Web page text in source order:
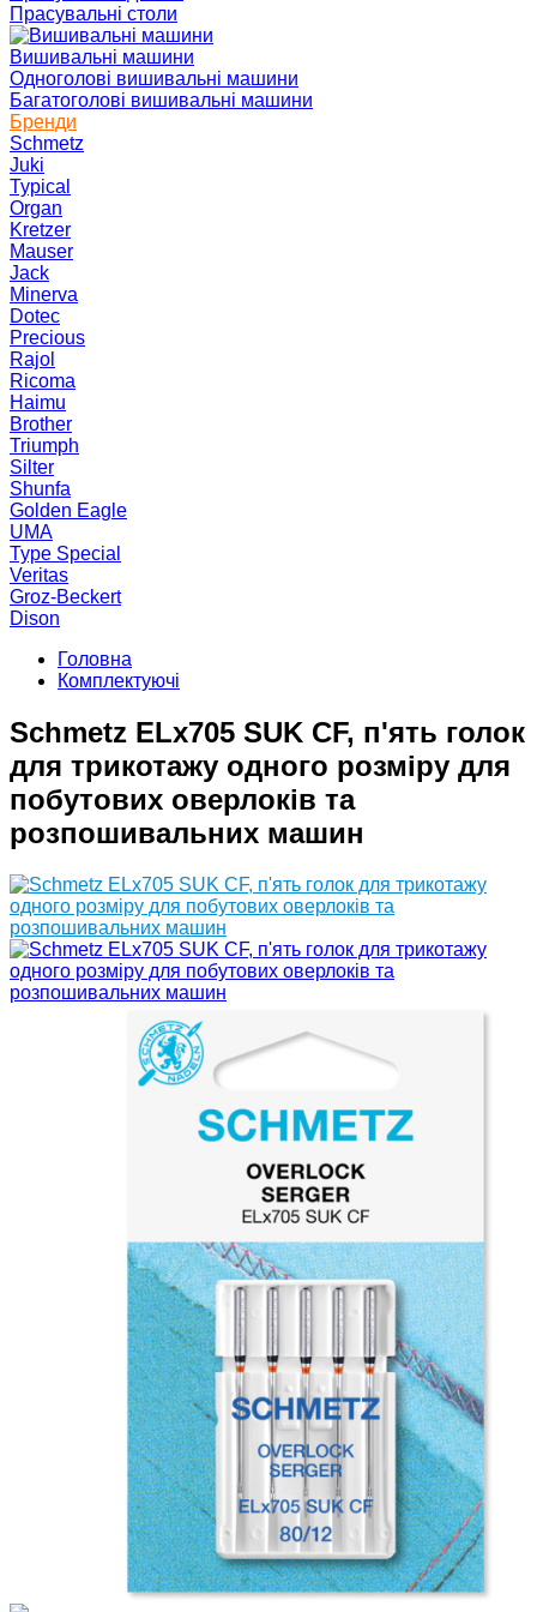
Прасувальні столи
Вишивальні машини
Одноголові вишивальні машини
Багатоголові вишивальні машини
Бренди
Schmetz
Juki
Typical
Organ
Kretzer
Mauser
Jack
Minerva
Dotec
Precious
Rajol
Ricoma
Haimu
Brother
Triumph
Silter
Shunfa
Golden Eagle
UMA
Type Special
Veritas
Groz-Beckert
Dison
Головна
Комплектуючі
Schmetz ELx705 SUK CF, п'ять голок
для трикотажу одного розміру для
побутових оверлоків та
розпошивальних машин